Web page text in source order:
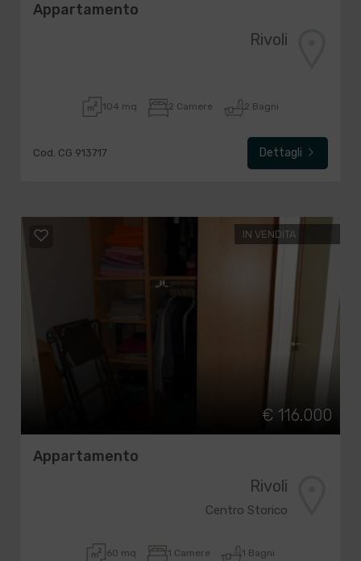
Appartamento
Rivoli
104 mq 2 Camere 2 Bagni
Cod. CG 913717 Dettagli
IN VENDITA
€ 116.000
Appartamento
Rivoli
Centro Storico
60 mq 1 Camere 1 Bagni